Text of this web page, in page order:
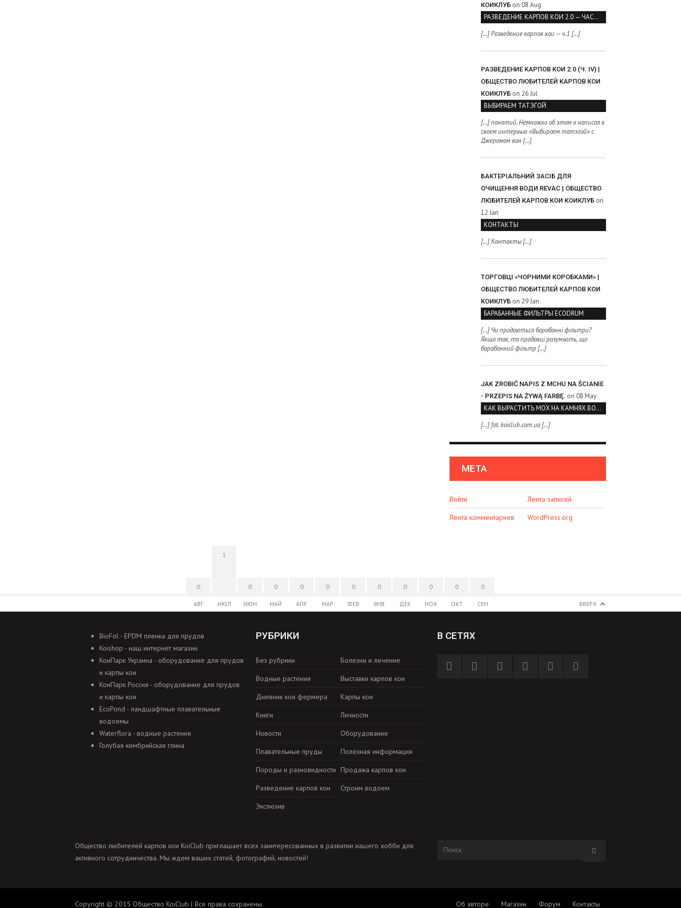
КОИКЛУБ on 08 Aug
РАЗВЕДЕНИЕ КАРПОВ КОИ 2.0 — ЧАСТЬ I
[…] Разведение карпов кои — ч.1 […]
РАЗВЕДЕНИЕ КАРПОВ КОИ 2.0 (Ч. IV) |
ОБЩЕСТВО ЛЮБИТЕЛЕЙ КАРПОВ КОИ
КОИКЛУБ on 26 Jul
ВЫБИРАЕМ ТАТЭГОЙ
[…] понятий. Немножко об этом я написал в
своем интервью «Выбираем татэгой» с
Джеромом ван […]
БАКТЕРІАЛЬНИЙ ЗАСІБ ДЛЯ
ОЧИЩЕННЯ ВОДИ REVAC | ОБЩЕСТВО
ЛЮБИТЕЛЕЙ КАРПОВ КОИ КОИКЛУБ on
12 Jan
КОНТАКТЫ
[…] Контакты […]
ТОРГОВЦІ «ЧОРНИМИ КОРОБКАМИ» |
ОБЩЕСТВО ЛЮБИТЕЛЕЙ КАРПОВ КОИ
КОИКЛУБ on 29 Jan
БАРАБАННЫЕ ФИЛЬТРЫ ECODRUM
[…] Чи продаються барабанні фільтри?
Якщо так, то продавці розуміють, що
барабанний фільтр […]
JAK ZROBIĆ NAPIS Z MCHU NA ŚCIANIE
- PRZEPIS NA ŻYWĄ FARBĘ. on 08 May
КАК ВЫРАСТИТЬ МОХ НА КАМНЯХ ВОЗЛЕ ВОДОЕМА
[…] fot. koiclub.com.ua […]
МЕТА
Войти
Лента записей
Лента комментариев
WordPress.org
0
АВГ
1
ИЮЛ
0
ИЮН
0
МАЙ
0
АПР
0
МАР
0
ФЕВ
0
ЯНВ
0
ДЕК
0
НОЯ
0
ОКТ
0
СЕН ВВЕРХ
BioFol - EPDM пленка для прудов
Koishop - наш интернет магазин
КоиПарк Украина - оборудование для прудов
и карпы кои
КоиПарк Россия - оборудование для прудов
и карпы кои
EcoPond - ландшафтные плавательные
водоемы
Waterflora - водные растения
Голубая кембрийская глина
РУБРИКИ
Без рубрики
Болезни и лечение
Водные растения
Выставки карпов кои
Дневник кои фермера
Карпы кои
Книги
Личности
Новости
Оборудование
Плавательные пруды
Полезная информация
Породы и разновидности Продажа карпов кои
Разведение карпов кои
Строим водоем
Экслюзив
В СЕТЯХ
Общество любителей карпов кои KoiClub приглашает всех заинтересованных в развитии нашего хобби для
активного сотрудничества. Мы ждем ваших статей, фотографий, новостей!
Copyright © 2015 Общество KoiClub | Все права сохранены. Об авторе Магазин Форум Контакты